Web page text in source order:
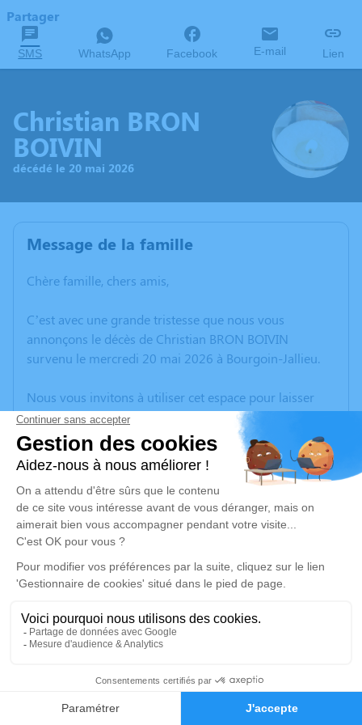
Faire-part Hommages
Partager
SMS WhatsApp Facebook E-mail Lien
Christian BRON
BOIVIN
décédé le 20 mai 2026
Message de la famille
Chère famille, chers amis,
C’est avec une grande tristesse que nous vous
annonçons le décès de Christian BRON BOIVIN
survenu le mercredi 20 mai 2026 à Bourgoin-Jallieu.
Nous vous invitons à utiliser cet espace pour laisser
vos condoléances, partager des photos souvenirs, une
anecdote ou exprimer vos pensées à travers des
poèmes ou des textes. Cet endroit est un lieu
d'expression dédié à honorer la mémoire de Christian
BRON BOIVIN.
Un service de plantation d’arbre hommage est
disponible ici.
Je rends hommage
Cérémonie
CENTRE FUNERAIRE BOUDRIER 31 Rue Lavoisier
38300 Bourgoin Jallieu